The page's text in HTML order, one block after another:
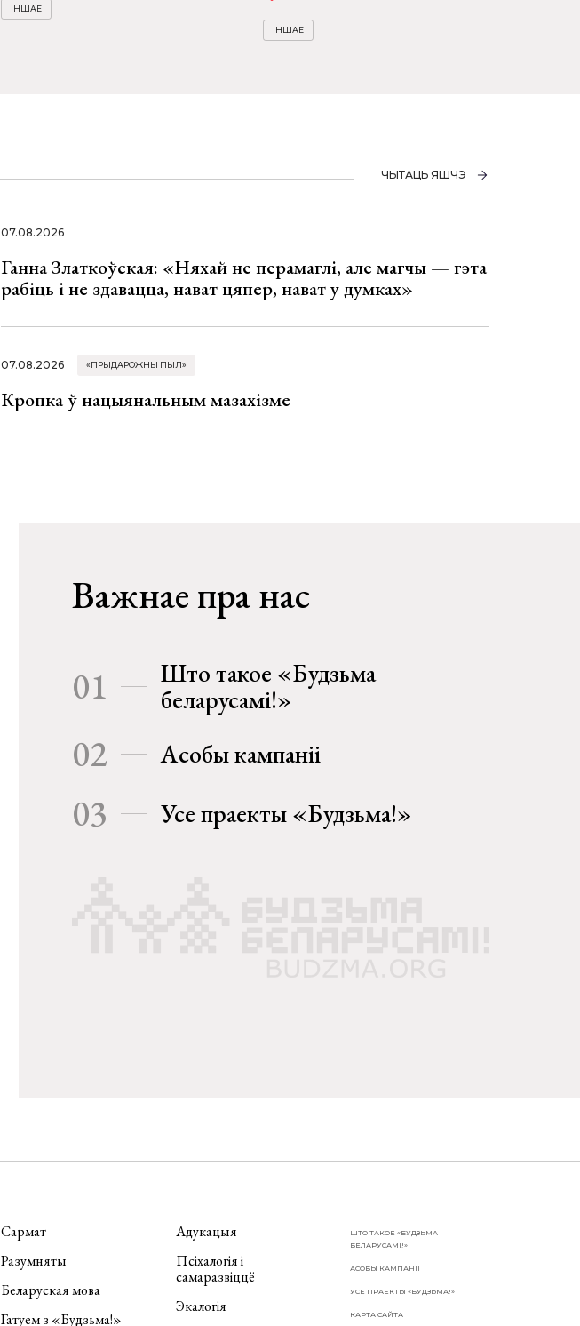
ІНШАЕ
ІНШАЕ
ЧЫТАЦЬ ЯШЧЭ
07.08.2026
Ганна Златкоўская: «Няхай не перамаглі, але магчы — гэта
рабіць і не здавацца, нават цяпер, нават у думках»
07.08.2026 «ПРЫДАРОЖНЫ ПЫЛ»
Кропка ў нацыянальным мазахізме
Важнае пра нас
01
Што такое «Будзьма
беларусамі!»
02 Асобы кампаніі
03 Усе праекты «Будзьма!»
Сармат
Разумняты
Беларуская мова
Гатуем з «Будзьма!»
Адукацыя
Псіхалогія і
самаразвіццё
Экалогія
ШТО ТАКОЕ «БУДЗЬМА
БЕЛАРУСАМІ!»
АСОБЫ КАМПАНІІ
УСЕ ПРАЕКТЫ «БУДЗЬМА!»
КАРТА САЙТА